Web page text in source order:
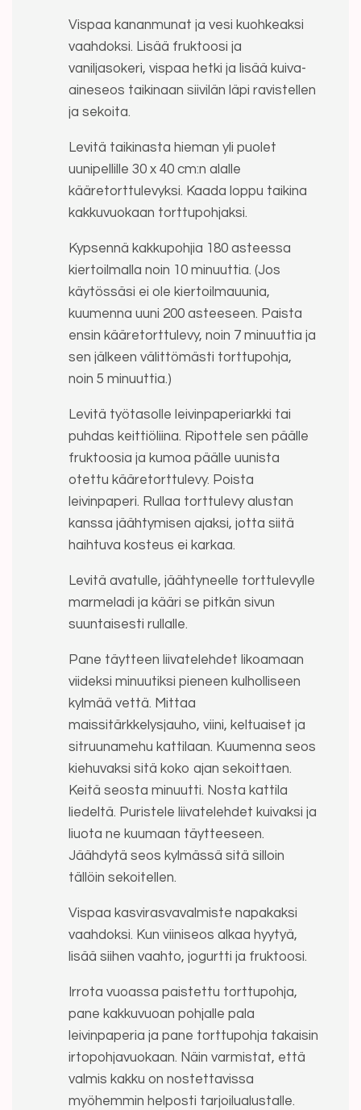
Vispaa kananmunat ja vesi kuohkeaksi
vaahdoksi. Lisää fruktoosi ja
vaniljasokeri, vispaa hetki ja lisää kuiva-
aineseos taikinaan siivilän läpi ravistellen
ja sekoita.
Levitä taikinasta hieman yli puolet
uunipellille 30 x 40 cm:n alalle
kääretorttulevyksi. Kaada loppu taikina
kakkuvuokaan torttupohjaksi.
Kypsennä kakkupohjia 180 asteessa
kiertoilmalla noin 10 minuuttia. (Jos
käytössäsi ei ole kiertoilmauunia,
kuumenna uuni 200 asteeseen. Paista
ensin kääretorttulevy, noin 7 minuuttia ja
sen jälkeen välittömästi torttupohja,
noin 5 minuuttia.)
Levitä työtasolle leivinpaperiarkki tai
puhdas keittiöliina. Ripottele sen päälle
fruktoosia ja kumoa päälle uunista
otettu kääretorttulevy. Poista
leivinpaperi. Rullaa torttulevy alustan
kanssa jäähtymisen ajaksi, jotta siitä
haihtuva kosteus ei karkaa.
Levitä avatulle, jäähtyneelle torttulevylle
marmeladi ja kääri se pitkän sivun
suuntaisesti rullalle.
Pane täytteen liivatelehdet likoamaan
viideksi minuutiksi pieneen kulholliseen
kylmää vettä. Mittaa
maissitärkkelysjauho, viini, keltuaiset ja
sitruunamehu kattilaan. Kuumenna seos
kiehuvaksi sitä koko ajan sekoittaen.
Keitä seosta minuutti. Nosta kattila
liedeltä. Puristele liivatelehdet kuivaksi ja
liuota ne kuumaan täytteeseen.
Jäähdytä seos kylmässä sitä silloin
tällöin sekoitellen.
Vispaa kasvirasvavalmiste napakaksi
vaahdoksi. Kun viiniseos alkaa hyytyä,
lisää siihen vaahto, jogurtti ja fruktoosi.
Irrota vuoassa paistettu torttupohja,
pane kakkuvuoan pohjalle pala
leivinpaperia ja pane torttupohja takaisin
irtopohjavuokaan. Näin varmistat, että
valmis kakku on nostettavissa
myöhemmin helposti tarjoilualustalle.